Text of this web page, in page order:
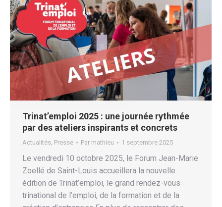
Trinat’emploi 2025 : une journée rythmée
par des ateliers inspirants et concrets
Actualités, Presse Par mathieu 1 septembre 2025
Le vendredi 10 octobre 2025, le Forum Jean-Marie
Zoellé de Saint-Louis accueillera la nouvelle
édition de Trinat’emploi, le grand rendez-vous
trinational de l’emploi, de la formation et de la